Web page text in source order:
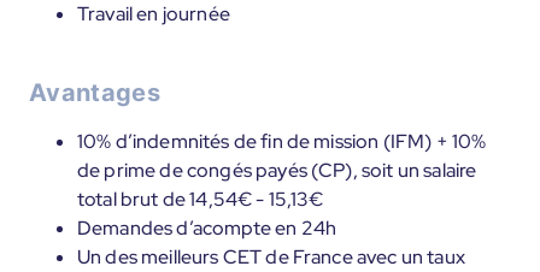
Travail en journée
Avantages
10% d’indemnités de fin de mission (IFM) + 10%
de prime de congés payés (CP), soit un salaire
total brut de 14,54€ - 15,13€
Demandes d’acompte en 24h
Un des meilleurs CET de France avec un taux